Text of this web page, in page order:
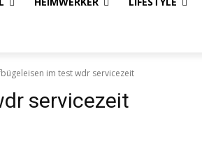
im test wdr servicezeit
servicezeit